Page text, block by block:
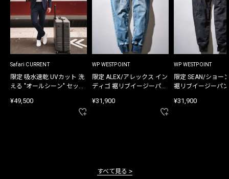
Safari CURRENT
限定 吸水速乾 UVカット 洗
える "オールシーン" セット
¥49,500
WP WESTPOINT
限定 ALEX/アレックス イン
ディゴ 裾リブイージーパン
¥31,900
WP WESTPOINT
限定 SEAN/ショー
裾リブイージーパ
¥31,900
すべて見る